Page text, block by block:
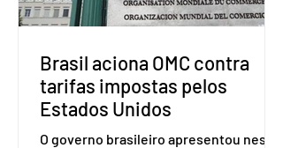
Brasil aciona OMC contra
tarifas impostas pelos
Estados Unidos
O governo brasileiro apresentou nesta